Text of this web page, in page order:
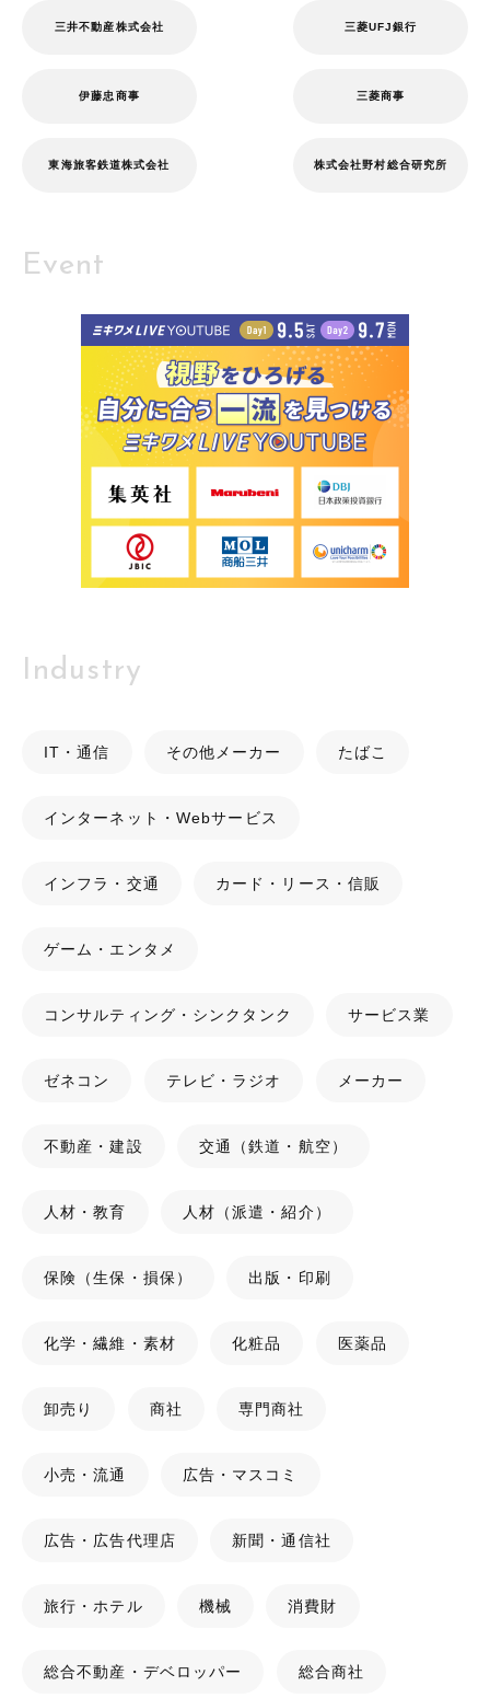
三井不動産株式会社 三菱UFJ銀行
伊藤忠商事 三菱商事
東海旅客鉄道株式会社 株式会社野村総合研究所
Event
Industry
IT・通信 その他メーカー たばこ
インターネット・Webサービス
インフラ・交通 カード・リース・信販
ゲーム・エンタメ
コンサルティング・シンクタンク サービス業
ゼネコン テレビ・ラジオ メーカー
不動産・建設 交通（鉄道・航空）
人材・教育 人材（派遣・紹介）
保険（生保・損保） 出版・印刷
化学・繊維・素材 化粧品 医薬品
卸売り 商社 専門商社
小売・流通 広告・マスコミ
広告・広告代理店 新聞・通信社
旅行・ホテル 機械 消費財
総合不動産・デベロッパー 総合商社